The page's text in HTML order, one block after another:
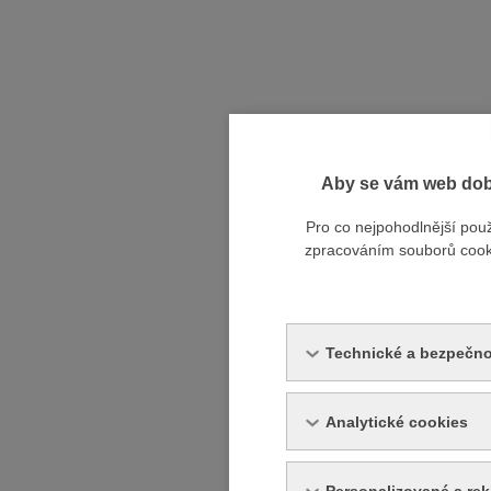
Aby se vám web
Pro co nejpohodlnější
zpracováním souborů
Technické a
Analytické cookies